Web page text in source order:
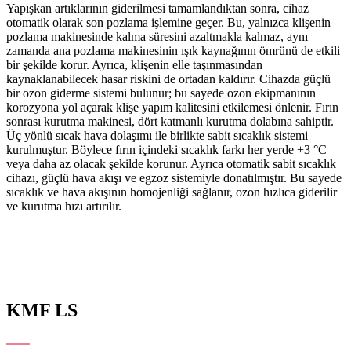
Yapışkan artıklarının giderilmesi tamamlandıktan sonra, cihaz
otomatik olarak son pozlama işlemine geçer. Bu, yalnızca klişenin
pozlama makinesinde kalma süresini azaltmakla kalmaz, aynı
zamanda ana pozlama makinesinin ışık kaynağının ömrünü de etkili
bir şekilde korur. Ayrıca, klişenin elle taşınmasından
kaynaklanabilecek hasar riskini de ortadan kaldırır. Cihazda güçlü
bir ozon giderme sistemi bulunur; bu sayede ozon ekipmanının
korozyona yol açarak klişe yapım kalitesini etkilemesi önlenir. Fırın
sonrası kurutma makinesi, dört katmanlı kurutma dolabına sahiptir.
Üç yönlü sıcak hava dolaşımı ile birlikte sabit sıcaklık sistemi
kurulmuştur. Böylece fırın içindeki sıcaklık farkı her yerde +3 °C
veya daha az olacak şekilde korunur. Ayrıca otomatik sabit sıcaklık
cihazı, güçlü hava akışı ve egzoz sistemiyle donatılmıştır. Bu sayede
sıcaklık ve hava akışının homojenliği sağlanır, ozon hızlıca giderilir
ve kurutma hızı artırılır.
KMF LS